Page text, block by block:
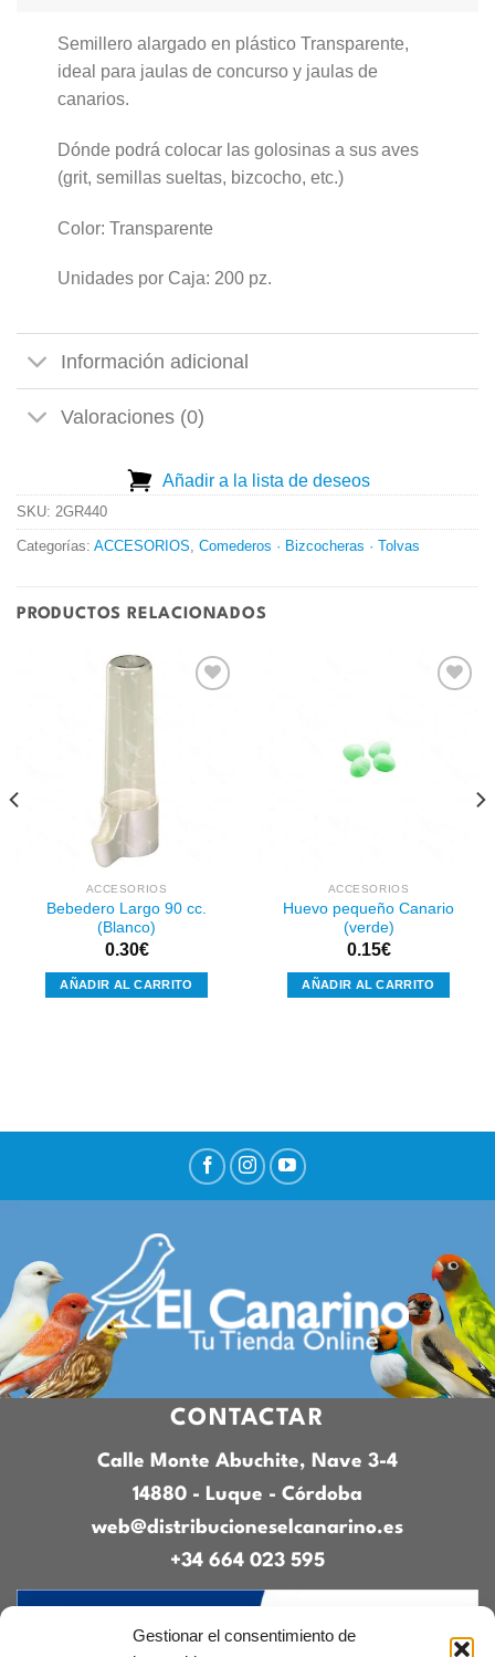
Gestionar el consentimiento de
Semillero alargado en plástico Transparente,
ideal para jaulas de concurso y jaulas de
canarios.
Dónde podrá colocar las golosinas a sus aves
(grit, semillas sueltas, bizcocho, etc.)
Color: Transparente
Unidades por Caja: 200 pz.
Información adicional
Valoraciones (0)
Añadir a la lista de deseos
SKU: 2GR440
Categorías: ACCESORIOS, Comederos · Bizcocheras · Tolvas
PRODUCTOS RELACIONADOS
ACCESORIOS
Bebedero Largo 90 cc.
(Blanco)
0.30€
AÑADIR AL CARRITO
ACCESORIOS
Huevo pequeño Canario
(verde)
0.15€
AÑADIR AL CARRITO
CONTACTAR
Calle Monte Abuchite, Nave 3-4
14880 - Luque - Córdoba
web@distribucioneselcanarino.es
+34 664 023 595